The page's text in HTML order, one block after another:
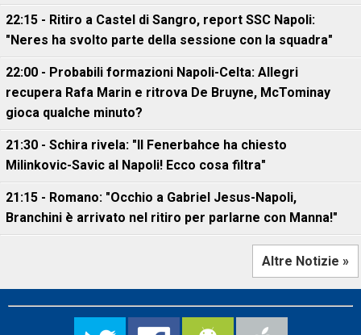
22:15 - Ritiro a Castel di Sangro, report SSC Napoli:
"Neres ha svolto parte della sessione con la squadra"
22:00 - Probabili formazioni Napoli-Celta: Allegri
recupera Rafa Marin e ritrova De Bruyne, McTominay
gioca qualche minuto?
21:30 - Schira rivela: "Il Fenerbahce ha chiesto
Milinkovic-Savic al Napoli! Ecco cosa filtra"
21:15 - Romano: "Occhio a Gabriel Jesus-Napoli,
Branchini è arrivato nel ritiro per parlarne con Manna!"
Altre Notizie »